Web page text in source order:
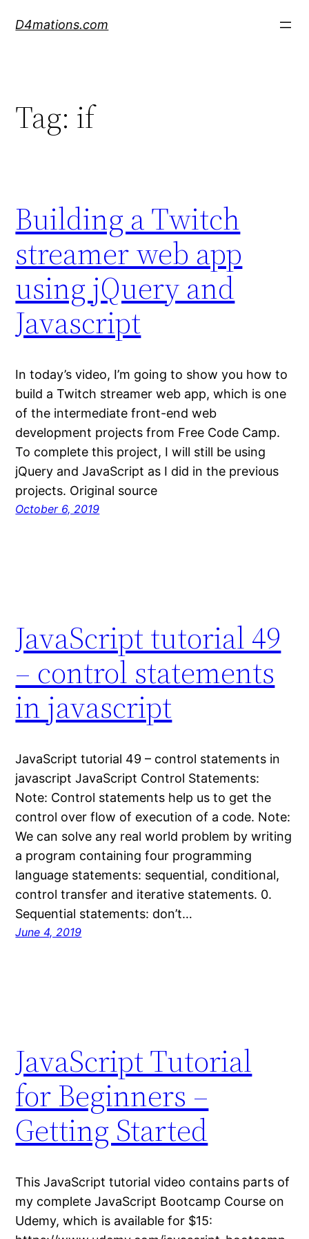
D4mations.com
Tag: if
Building a Twitch
streamer web app
using jQuery and
Javascript
In today’s video, I’m going to show you how to
build a Twitch streamer web app, which is one
of the intermediate front-end web
development projects from Free Code Camp.
To complete this project, I will still be using
jQuery and JavaScript as I did in the previous
projects. Original source
October 6, 2019
JavaScript tutorial 49
– control statements
in javascript
JavaScript tutorial 49 – control statements in
javascript JavaScript Control Statements:
Note: Control statements help us to get the
control over flow of execution of a code. Note:
We can solve any real world problem by writing
a program containing four programming
language statements: sequential, conditional,
control transfer and iterative statements. 0.
Sequential statements: don’t…
June 4, 2019
JavaScript Tutorial
for Beginners –
Getting Started
This JavaScript tutorial video contains parts of
my complete JavaScript Bootcamp Course on
Udemy, which is available for $15: